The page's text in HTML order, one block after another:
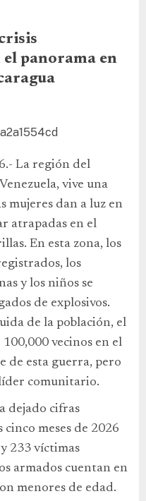
panorama en
La región del
vive una
mujeres dan a luz en
atrapadas en el
En esta zona, los
los
y los niños se
de explosivos.
de la población, el
vecinos en el
de esta guerra, pero
líder comunitario.
dejado cifras
meses de 2026
233 víctimas
armados cuentan en
menores de edad.